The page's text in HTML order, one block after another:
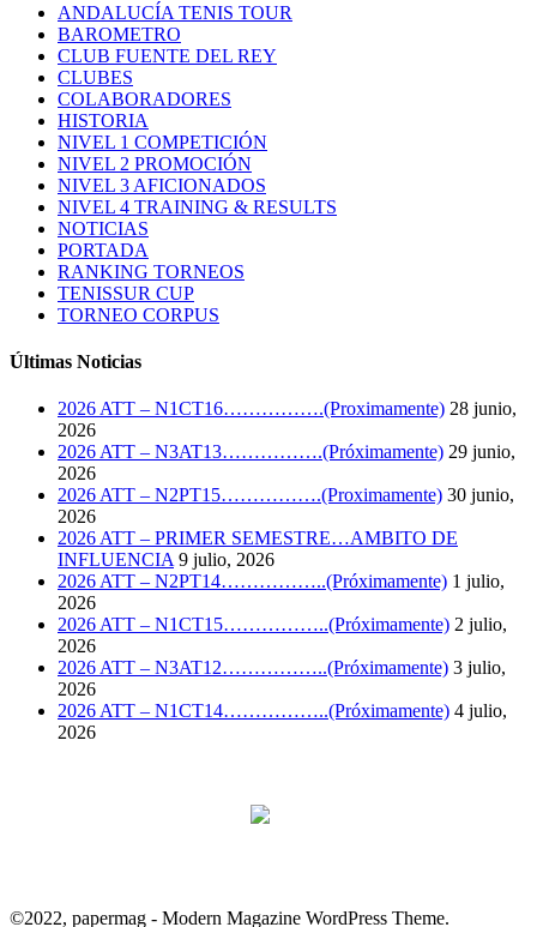
ANDALUCÍA TENIS TOUR
BAROMETRO
CLUB FUENTE DEL REY
CLUBES
COLABORADORES
HISTORIA
NIVEL 1 COMPETICIÓN
NIVEL 2 PROMOCIÓN
NIVEL 3 AFICIONADOS
NIVEL 4 TRAINING & RESULTS
NOTICIAS
PORTADA
RANKING TORNEOS
TENISSUR CUP
TORNEO CORPUS
Últimas Noticias
2026 ATT – N1CT16…………….(Proximamente) 28 junio,
2026
2026 ATT – N3AT13…………….(Próximamente) 29 junio,
2026
2026 ATT – N2PT15…………….(Proximamente) 30 junio,
2026
2026 ATT – PRIMER SEMESTRE…AMBITO DE
INFLUENCIA 9 julio, 2026
2026 ATT – N2PT14……………..(Próximamente) 1 julio,
2026
2026 ATT – N1CT15……………..(Próximamente) 2 julio,
2026
2026 ATT – N3AT12……………..(Próximamente) 3 julio,
2026
2026 ATT – N1CT14……………..(Próximamente) 4 julio,
2026
©2022, papermag - Modern Magazine WordPress Theme.